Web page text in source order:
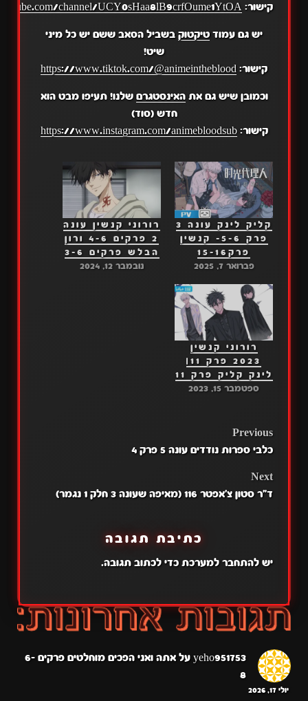
קישור: channel/UCY0sHaa8lB9crfOume1YtOA
יש גם עמודטיקטוק בשביל הסאב ששם יש כל מיני
שיט!
קישור: https://www.tiktok.com/@animeintheblood
וכמובן שיש גם אתהאינסטגרם שלנו! תעיפו מבט הוא
חדש (סוד)
קישור:https://www.instagram.com/animebloodsub
קליק לינק עונה 3
פרק 5-6- קנשין
פרק15-16
פברואר 7, 2025
רורוני קנשין עונה
2 פרקים 4-6 ורון
הבלש פרקים 3-6
נובמבר 12, 2024
רורוני קנשין
2023 פרק 11|
לינק קליק פרק 11
ספטמבר 15, 2023
POST
Previous
כלבי ספרות נודדים עונה 5 פרק 4
Next
ד"ר סטון צ'אפטר 116 (מאיפה שעונה 3 חלק 1 נגמר)
כתיבת תגובה
יש להתחבר למערכתכדי לכתוב תגובה.
yeho951753 על
אתה ואני הפכים מוחלטים פרקים 6-
8
יולי 17, 2026